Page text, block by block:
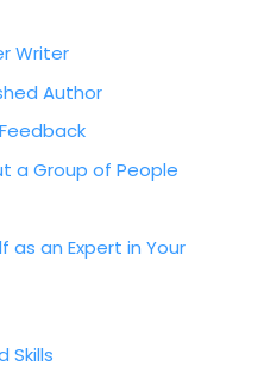
Writer
Author
a Group of People
an Expert in Your
Skills